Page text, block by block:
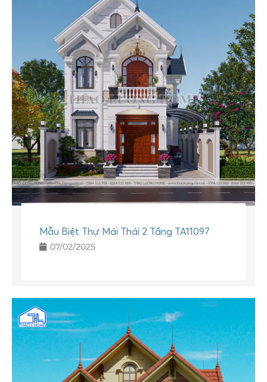
Mẫu Biệt Thự Mái Thái 2 Tầng TA11097
07/02/2025